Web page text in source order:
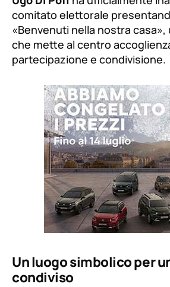
comitato elettorale
«Benvenuti nella nostra casa»,
che mette al centro
partecipazione e condivisione.
Un luogo simbolico per
condiviso